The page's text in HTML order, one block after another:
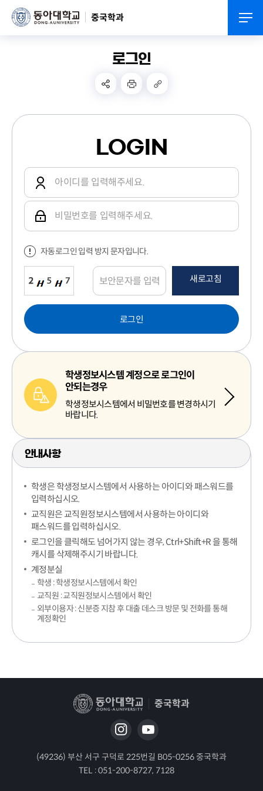
중국학과
로그인
LOGIN
자동로그인 입력 방지 문자입니다.
새로고침
로그인
학생정보시스템 계정으로 로그인이
안되는경우
학생정보시스템에서 비밀번호를 변경하시기
바랍니다.
안내사항
학생은 학생정보시스템에서 사용하는 아이디와 패스워드를
입력하십시오.
교직원은 교직원정보시스템에서 사용하는 아이디와
패스워드를 입력하십시오.
로그인을 클릭해도 넘어가지 않는 경우, Ctrl+Shift+R 을 통해
캐시를 삭제해주시기 바랍니다.
계정분실
학생 : 학생정보시스템에서 확인
교직원 : 교직원정보시스템에서 확인
외부이용자 : 신분증 지참 후 대출 데스크 방문 및 전화를 통해
계정확인
중국학과
(49236) 부산 서구 구덕로 225번길 B05-0256 중국학과
TEL :051-200-8727, 7128